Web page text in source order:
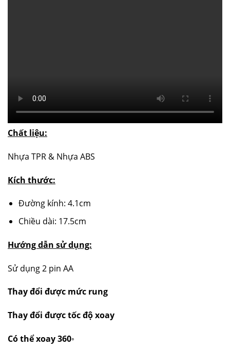
Chất liệu:
Nhựa TPR & Nhựa ABS
Kích thước:
Đường kính: 4.1cm
Chiều dài: 17.5cm
Hướng dẫn sử dụng:
Sử dụng 2 pin AA
Thay đổi được mức rung
Thay đổi được tốc độ xoay
Có thể xoay 360◦